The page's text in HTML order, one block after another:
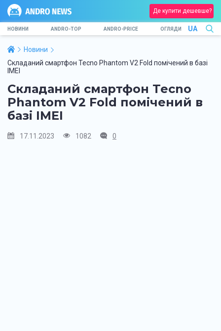
Де купити дешевше?
НОВИНИ ANDRO-TOP ANDRO-PRICE ОГЛЯДИ UA
Новини
Складаний смартфон Tecno Phantom V2 Fold помічений в базі
IMEI
Складаний смартфон Tecno
Phantom V2 Fold помічений в
базі IMEI
17.11.2023 1082 0